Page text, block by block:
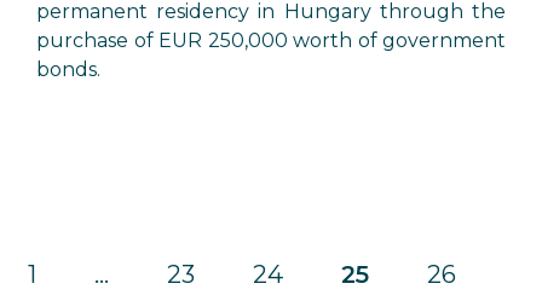
permanent residency in Hungary through the
purchase of EUR 250,000 worth of government
bonds.
1 … 23 24 25 26